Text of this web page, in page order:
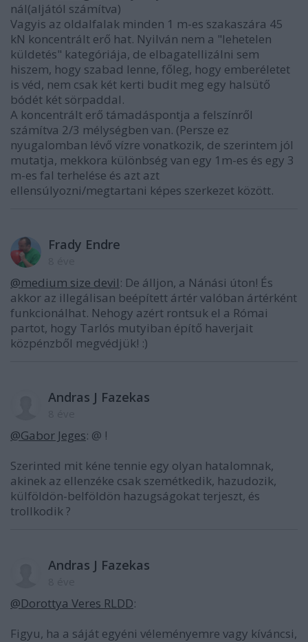
nál(aljától számítva)
Vagyis az oldalfalak minden 1 m-es szakaszára 45
kN koncentrált erő hat. Nyilván nem a "lehetelen
küldetés" kategóriája, de elbagatellizálni sem
hiszem, hogy szabad lenne, főleg, hogy emberéletet
is véd, nem csak két kerti budit meg egy halsütő
bódét két sörpaddal.
A koncentrált erő támadáspontja a felszínről
számítva 2/3 mélységben van. (Persze ez
nyugalomban lévő vízre vonatkozik, de szerintem jól
mutatja, mekkora különbség van egy 1m-es és egy 3
m-es fal terhelése és azt azt
ellensúlyozni/megtartani képes szerkezet között.
Frady Endre
@medium size devil: De álljon, a Nánási úton! És
akkor az illegálisan beépített ártér valóban ártérként
funkcionálhat. Nehogy azért rontsuk el a Római
partot, hogy Tarlós mutyiban építő haverjait
közpénzből megvédjük! :)
Andras J Fazekas
@Gabor Jeges: @ !
Szerinted mit kéne tennie egy olyan hatalomnak,
akinek az ellenzéke csak szemétkedik, hazudozik,
külföldön-belföldön hazugságokat terjeszt, és
trollkodik ?
Andras J Fazekas
@Dorottya Veres RLDD:
Figyu, ha a sáját egyéni véleményemre vagy kíváncsi,